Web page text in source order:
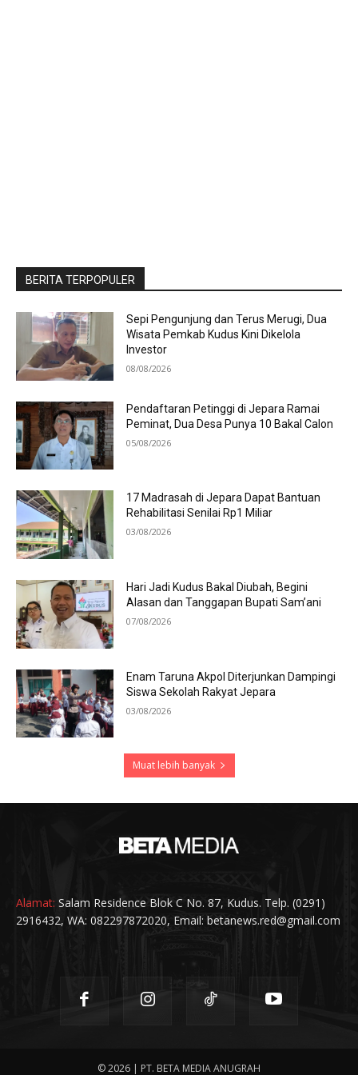
BERITA TERPOPULER
Sepi Pengunjung dan Terus Merugi, Dua
Wisata Pemkab Kudus Kini Dikelola
Investor
08/08/2026
Pendaftaran Petinggi di Jepara Ramai
Peminat, Dua Desa Punya 10 Bakal Calon
05/08/2026
17 Madrasah di Jepara Dapat Bantuan
Rehabilitasi Senilai Rp1 Miliar
03/08/2026
Hari Jadi Kudus Bakal Diubah, Begini
Alasan dan Tanggapan Bupati Sam’ani
07/08/2026
Enam Taruna Akpol Diterjunkan Dampingi
Siswa Sekolah Rakyat Jepara
03/08/2026
Muat lebih banyak
Alamat: Salam Residence Blok C No. 87, Kudus. Telp. (0291)
2916432, WA: 082297872020, Email: betanews.red@gmail.com
© 2026 | PT. BETA MEDIA ANUGRAH